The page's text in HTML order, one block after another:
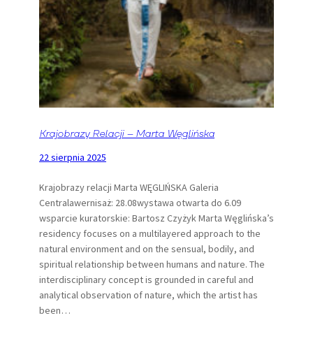
Krajobrazy Relacji – Marta Węglińska
22 sierpnia 2025
Krajobrazy relacji Marta WĘGLIŃSKA Galeria
Centralawernisaż: 28.08wystawa otwarta do 6.09
wsparcie kuratorskie: Bartosz Czyżyk Marta Węglińska’s
residency focuses on a multilayered approach to the
natural environment and on the sensual, bodily, and
spiritual relationship between humans and nature. The
interdisciplinary concept is grounded in careful and
analytical observation of nature, which the artist has
been…